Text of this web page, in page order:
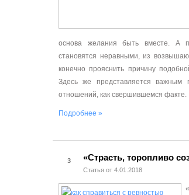
основа желания быть вместе. А
становятся неравными, из
конечно прояснить причину
Здесь же представляется важным
отношений, как свершившемся факте.
Подробнее »
3 «Страсть, торопливо
Статья от 4.01.2018
«